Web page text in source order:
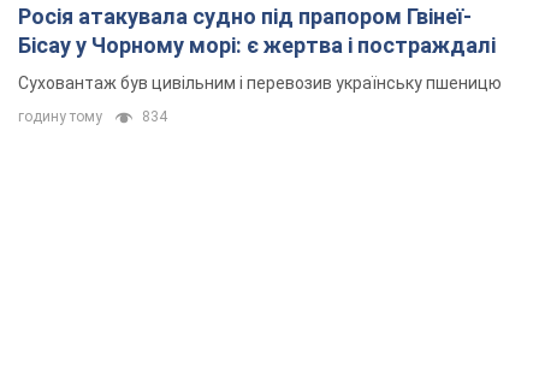
Росія атакувала судно під прапором Гвінеї-
Бісау у Чорному морі: є жертва і постраждалі
Суховантаж був цивільним і перевозив українську пшеницю
годину тому 834